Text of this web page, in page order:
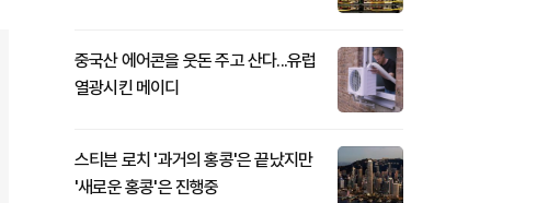
중국산 에어콘을 웃돈 주고 산다...유럽
열광시킨 메이디
스티븐 로치 '과거의 홍콩'은 끝났지만
'새로운 홍콩'은 진행중